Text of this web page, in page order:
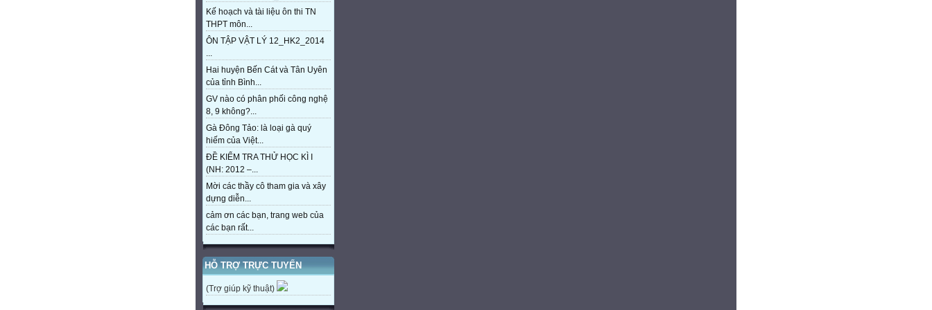
Kế hoạch và tài liệu ôn thi TN
THPT môn...
ÔN TẬP VẬT LÝ 12_HK2_2014
...
Hai huyện Bến Cát và Tân Uyên
của tỉnh Bình...
GV nào có phân phối công nghệ
8, 9 không?...
Gà Đông Tảo: là loại gà quý
hiếm của Việt...
ĐỀ KIỂM TRA THỬ HỌC KÌ I
(NH: 2012 –...
Mời các thầy cô tham gia và xây
dựng diễn...
cảm ơn các bạn, trang web của
các bạn rất...
HỖ TRỢ TRỰC TUYẾN
(Trợ giúp kỹ thuật)